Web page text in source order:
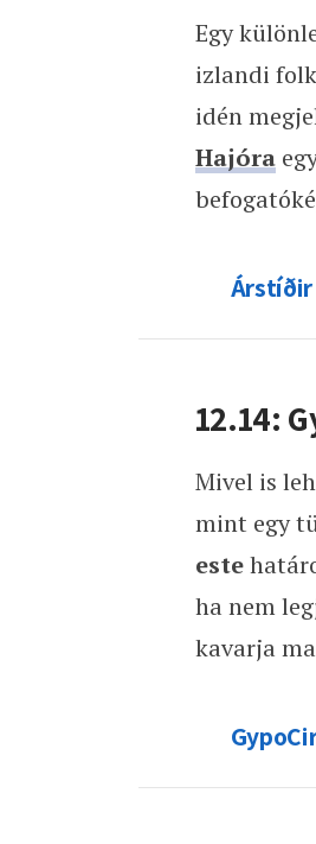
Egy
izlandi
idén
Hajóra
Árstíðir
12.14:
Mivel is
mint egy
este
ha nem
kavarja